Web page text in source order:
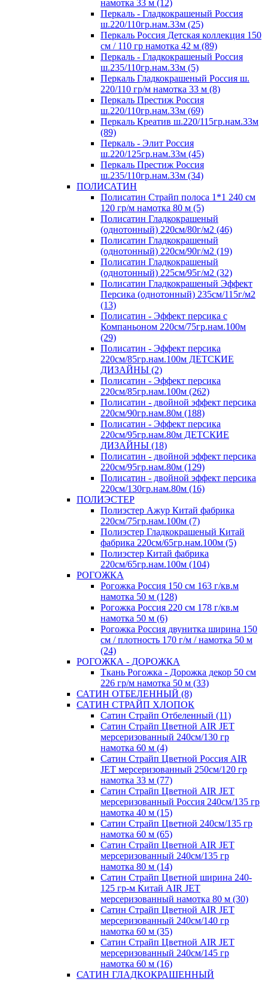
намотка 33 м (12)
Перкаль - Гладкокрашеный Россия
ш.220/110гр.нам.33м (25)
Перкаль Россия Детская коллекция 150
см / 110 гр намотка 42 м (89)
Перкаль - Гладкокрашеный Россия
ш.235/110гр.нам.33м (5)
Перкаль Гладкокрашеный Россия ш.
220/110 гр/м намотка 33 м (8)
Перкаль Престиж Россия
ш.220/110гр.нам.33м (69)
Перкаль Креатив ш.220/115гр.нам.33м
(89)
Перкаль - Элит Россия
ш.220/125гр.нам.33м (45)
Перкаль Престиж Россия
ш.235/110гр.нам.33м (34)
ПОЛИСАТИН
Полисатин Страйп полоса 1*1 240 см
120 гр/м намотка 80 м (5)
Полисатин Гладкокрашеный
(однотонный) 220см/80г/м2 (46)
Полисатин Гладкокрашеный
(однотонный) 220см/90г/м2 (19)
Полисатин Гладкокрашеный
(однотонный) 225см/95г/м2 (32)
Полисатин Гладкокрашеный Эффект
Персика (однотонный) 235см/115г/м2
(13)
Полисатин - Эффект персика с
Компаньоном 220см/75гр.нам.100м
(29)
Полисатин - Эффект персика
220см/85гр.нам.100м ДЕТСКИЕ
ДИЗАЙНЫ (2)
Полисатин - Эффект персика
220см/85гр.нам.100м (262)
Полисатин - двойной эффект персика
220см/90гр.нам.80м (188)
Полисатин - Эффект персика
220см/95гр.нам.80м ДЕТСКИЕ
ДИЗАЙНЫ (18)
Полисатин - двойной эффект персика
220см/95гр.нам.80м (129)
Полисатин - двойной эффект персика
220см/130гр.нам.80м (16)
ПОЛИЭСТЕР
Полиэстер Ажур Китай фабрика
220см/75гр.нам.100м (7)
Полиэстер Гладкокрашеный Китай
фабрика 220см/65гр.нам.100м (5)
Полиэстер Китай фабрика
220см/65гр.нам.100м (104)
РОГОЖКА
Рогожка Россия 150 см 163 г/кв.м
намотка 50 м (128)
Рогожка Россия 220 см 178 г/кв.м
намотка 50 м (6)
Рогожка Россия двунитка ширина 150
см / плотность 170 г/м / намотка 50 м
(24)
РОГОЖКА - ДОРОЖКА
Ткань Рогожка - Дорожка декор 50 см
226 гр/м намотка 50 м (33)
САТИН ОТБЕЛЕННЫЙ (8)
САТИН СТРАЙП ХЛОПОК
Сатин Страйп Отбеленный (11)
Сатин Страйп Цветной AIR JET
мерсеризованный 240см/130 гр
намотка 60 м (4)
Сатин Страйп Цветной Россия AIR
JET мерсеризованный 250см/120 гр
намотка 33 м (77)
Сатин Страйп Цветной AIR JET
мерсеризованный Россия 240см/135 гр
намотка 40 м (15)
Сатин Страйп Цветной 240см/135 гр
намотка 60 м (65)
Сатин Страйп Цветной AIR JET
мерсеризованный 240см/135 гр
намотка 80 м (14)
Сатин Страйп Цветной ширина 240-
125 гр-м Китай AIR JET
мерсеризованный намотка 80 м (30)
Сатин Страйп Цветной AIR JET
мерсеризованный 240см/140 гр
намотка 60 м (35)
Сатин Страйп Цветной AIR JET
мерсеризованный 240см/145 гр
намотка 60 м (16)
САТИН ГЛАДКОКРАШЕННЫЙ